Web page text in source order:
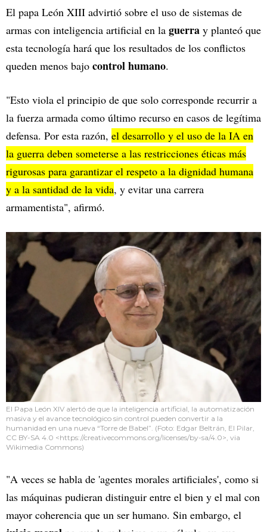
El papa León XIII advirtió sobre el uso de sistemas de
armas con inteligencia artificial en la guerra y planteó que
esta tecnología hará que los resultados de los conflictos
queden menos bajo control humano.
"Esto viola el principio de que solo corresponde recurrir a
la fuerza armada como último recurso en casos de legítima
defensa. Por esta razón, el desarrollo y el uso de la IA en
la guerra deben someterse a las restricciones éticas más
rigurosas para garantizar el respeto a la dignidad humana
y a la santidad de la vida, y evitar una carrera
armamentista", afirmó.
El Papa León XIV alertó de que la inteligencia artificial, la automatización
masiva y el avance tecnológico sin control pueden convertir a la
humanidad en una nueva “Torre de Babel”. (Foto: Edgar Beltrán, El Pilar,
CC BY-SA 4.0 <https://creativecommons.org/licenses/by-sa/4.0>, via
Wikimedia Commons)
"A veces se habla de 'agentes morales artificiales', como si
las máquinas pudieran distinguir entre el bien y el mal con
mayor coherencia que un ser humano. Sin embargo, el